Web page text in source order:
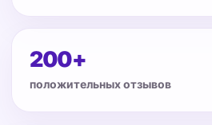
200+
положительных отзывов